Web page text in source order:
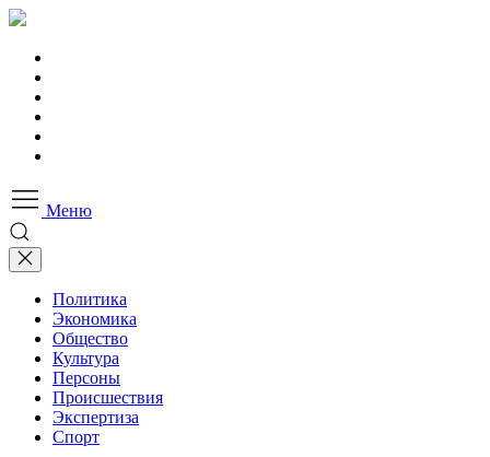
Меню
Политика
Экономика
Общество
Культура
Персоны
Происшествия
Экспертиза
Спорт